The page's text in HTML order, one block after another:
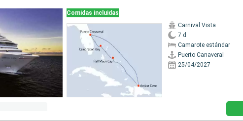
Comidas incluidas
Carnival Vista
7 d
Camarote estándar
Puerto Canaveral
25/04/2027